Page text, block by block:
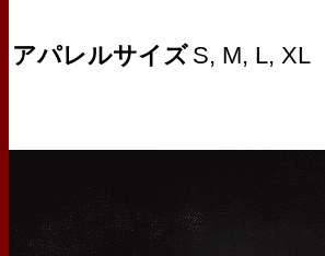
アパレルサイズ S, M, L, XL